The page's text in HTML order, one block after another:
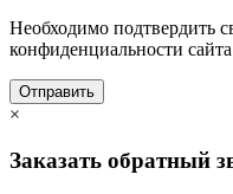
Необходимо подтвердить
конфиденциальности сайта
Отправить
×
Заказать обратный